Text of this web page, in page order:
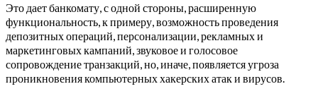
Это дает банкомату, с одной стороны, расширенную
функциональность, к примеру, возможность проведения
депозитных операций, персонализации, рекламных и
маркетинговых кампаний, звуковое и голосовое
сопровождение транзакций, но, иначе, появляется угроза
проникновения компьютерных хакерских атак и вирусов.